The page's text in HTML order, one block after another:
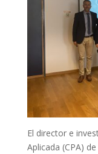
El director e
Aplicada (CPA)